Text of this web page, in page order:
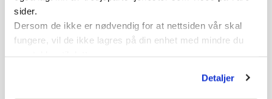
sider.
Dersom de ikke er nødvendig for at nettsiden vår skal
fungere, vil de ikke lagres på din enhet med mindre du
Detaljer
Øke motstand på hopp bevegelsen - med strikk
Reagere raskt på verbal stimuli -kommando ved
hopp vertikalt
Eksplosive Hopp - to bein - horisontalt